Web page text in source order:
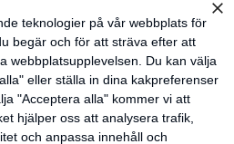
51
teknologier på vår webbplats för
begär och för att sträva efter att
webbplatsupplevelsen. Du kan välja
eller ställa in dina kakpreferenser
"Acceptera alla" kommer vi att
hjälper oss att analysera trafik,
och anpassa innehåll och